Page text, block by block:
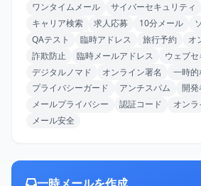
ワンタイムメール
サイバーセキュリティ
キャリア検索
求人応募 10分メール
QAテスト
臨時アドレス 旅行予約
オ
詐欺防止
臨時メールアドレス
ウェブ
デジタルノマド
オンライン署名
一時
プライバシーガード
アンチスパム
開発
メールプライバシー
認証コード
オン
メール安全